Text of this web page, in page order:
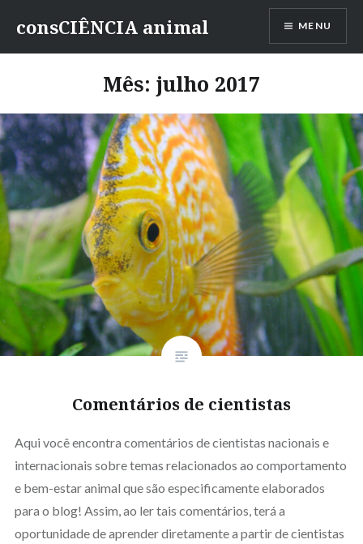
consCIÊNCIA animal MENU
Mês: julho 2017
Comentários de cientistas
Aqui você encontra comentários de cientistas nacionais e
internacionais sobre temas relacionados ao comportamento
e bem-estar animal que são especificamente elaborados
para o blog! Assim, ao ler tais comentários, terá a
oportunidade de aprender diretamente a partir de cientistas